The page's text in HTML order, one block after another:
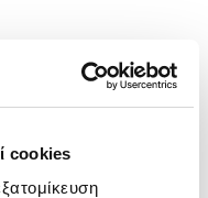
cookies